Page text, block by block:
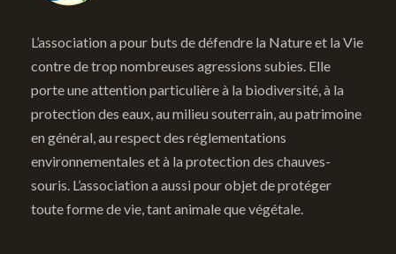
L’association a pour buts de défendre la Nature et la Vie
contre de trop nombreuses agressions subies. Elle
porte une attention particulière à la biodiversité, à la
protection des eaux, au milieu souterrain, au patrimoine
en général, au respect des réglementations
environnementales et à la protection des chauves-
souris. L’association a aussi pour objet de protéger
toute forme de vie, tant animale que végétale.